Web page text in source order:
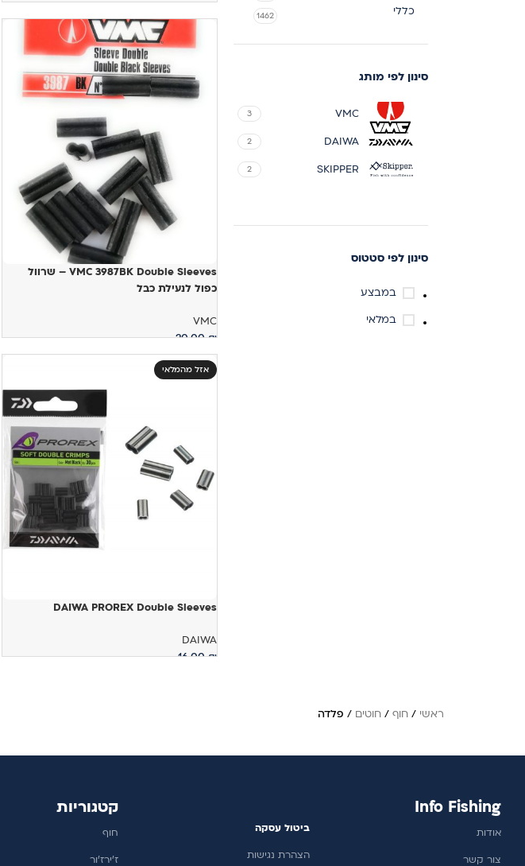
כללי 1462
סינון לפי מותג
VMC
3
DAIWA
2
SKIPPER
2
סינון לפי סטטוס
במבצע
במלאי
VMC 3987BK Double Sleeves – שרוול
כפול לנעילת כבל
VMC
20.00₪
בחר אפשרויות
אזל מהמלאי
DAIWA PROREX Double Sleeves
DAIWA
16.00₪
ראשי / חוף / חוטים / פלדה
Info Fishing
אודות
צור קשר
ביטול עסקה
הצהרת נגישות
קטגוריות
חוף
ז'ירז'ור